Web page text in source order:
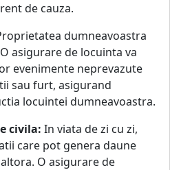
de cauza.
dumneavoastra
asigurare de locuinta va
evenimente neprevazute
sau furt, asigurand
locuintei dumneavoastra.
civila: In viata de zi cu zi,
care pot genera daune
O asigurare de